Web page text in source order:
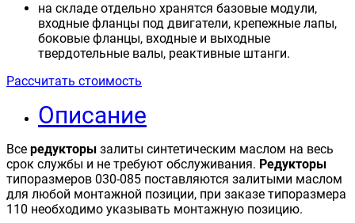
на складе отдельно хранятся базовые модули,
входные фланцы под двигатели, крепежные лапы,
боковые фланцы, входные и выходные
твердотельные валы, реактивные штанги.
Рассчитать стоимость
Описание
Все редукторы залиты синтетическим маслом на весь
срок службы и не требуют обслуживания. Редукторы
типоразмеров 030-085 поставляются залитыми маслом
для любой монтажной позиции, при заказе типоразмера
110 необходимо указывать монтажную позицию.